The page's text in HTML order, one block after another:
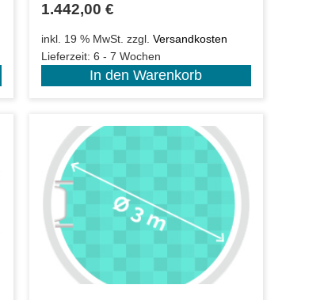
1.442,00 €
inkl. 19 % MwSt. zzgl. Versandkosten
Lieferzeit: 6 - 7 Wochen
In den Warenkorb